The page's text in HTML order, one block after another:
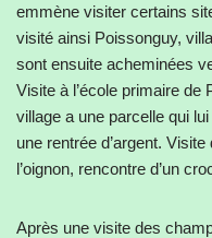
emmène visiter certains
visité ainsi Poissonguy,
sont ensuite acheminées
Visite à l’école primaire de
village a une parcelle qui
une rentrée d’argent. Visite
l’oignon, rencontre d’un
Après une visite des